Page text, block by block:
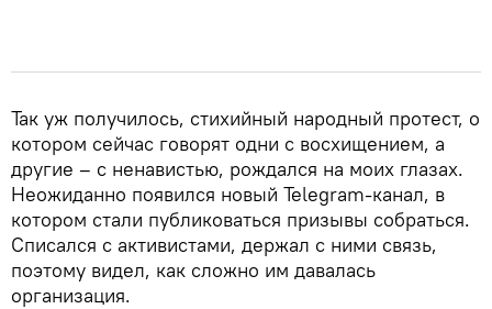
Так уж получилось, стихийный народный протест, о
котором сейчас говорят одни с восхищением, а
другие – с ненавистью, рождался на моих глазах.
Неожиданно появился новый Telegram-канал, в
котором стали публиковаться призывы собраться.
Списался с активистами, держал с ними связь,
поэтому видел, как сложно им давалась
организация.